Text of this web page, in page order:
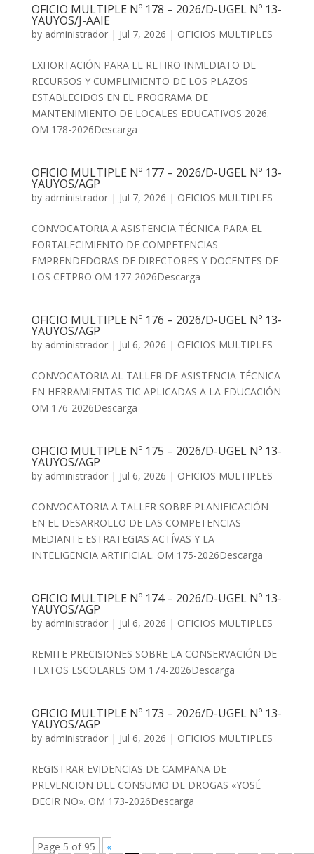
OFICIO MULTIPLE Nº 178 – 2026/D-UGEL Nº 13-
YAUYOS/J-AAIE
by administrador| Jul 7, 2026 | OFICIOS MULTIPLES
EXHORTACIÓN PARA EL RETIRO INMEDIATO DE
RECURSOS Y CUMPLIMIENTO DE LOS PLAZOS
ESTABLECIDOS EN EL PROGRAMA DE
MANTENIMIENTO DE LOCALES EDUCATIVOS 2026.
OM 178-2026Descarga
OFICIO MULTIPLE Nº 177 – 2026/D-UGEL Nº 13-
YAUYOS/AGP
by administrador| Jul 7, 2026 | OFICIOS MULTIPLES
CONVOCATORIA A ASISTENCIA TÉCNICA PARA EL
FORTALECIMIENTO DE COMPETENCIAS
EMPRENDEDORAS DE DIRECTORES Y DOCENTES DE
LOS CETPRO OM 177-2026Descarga
OFICIO MULTIPLE Nº 176 – 2026/D-UGEL Nº 13-
YAUYOS/AGP
by administrador| Jul 6, 2026 | OFICIOS MULTIPLES
CONVOCATORIA AL TALLER DE ASISTENCIA TÉCNICA
EN HERRAMIENTAS TIC APLICADAS A LA EDUCACIÓN
OM 176-2026Descarga
OFICIO MULTIPLE Nº 175 – 2026/D-UGEL Nº 13-
YAUYOS/AGP
by administrador| Jul 6, 2026 | OFICIOS MULTIPLES
CONVOCATORIA A TALLER SOBRE PLANIFICACIÓN
EN EL DESARROLLO DE LAS COMPETENCIAS
MEDIANTE ESTRATEGIAS ACTÍVAS Y LA
INTELIGENCIA ARTIFICIAL. OM 175-2026Descarga
OFICIO MULTIPLE Nº 174 – 2026/D-UGEL Nº 13-
YAUYOS/AGP
by administrador| Jul 6, 2026 | OFICIOS MULTIPLES
REMITE PRECISIONES SOBRE LA CONSERVACIÓN DE
TEXTOS ESCOLARES OM 174-2026Descarga
OFICIO MULTIPLE Nº 173 – 2026/D-UGEL Nº 13-
YAUYOS/AGP
by administrador| Jul 6, 2026 | OFICIOS MULTIPLES
REGISTRAR EVIDENCIAS DE CAMPAÑA DE
PREVENCION DEL CONSUMO DE DROGAS «YOSÉ
DECIR NO». OM 173-2026Descarga
Page 5 of 95
«